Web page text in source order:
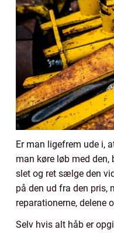
Er man ligefrem ude i,
man køre løb med
slet og ret sælge den
på den ud fra den pris,
reparationerne, delene
Selv hvis alt håb er